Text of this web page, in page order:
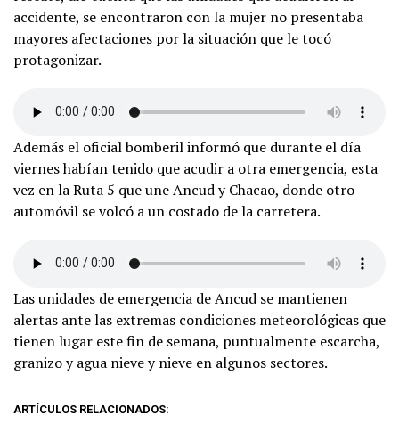
accidente, se encontraron con la mujer no presentaba
mayores afectaciones por la situación que le tocó
protagonizar.
Además el oficial bomberil informó que durante el día
viernes habían tenido que acudir a otra emergencia, esta
vez en la Ruta 5 que une Ancud y Chacao, donde otro
automóvil se volcó a un costado de la carretera.
Las unidades de emergencia de Ancud se mantienen
alertas ante las extremas condiciones meteorológicas que
tienen lugar este fin de semana, puntualmente escarcha,
granizo y agua nieve y nieve en algunos sectores.
ARTÍCULOS RELACIONADOS: